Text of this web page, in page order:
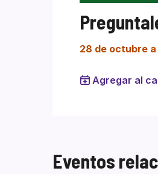
28 de octubre
Agregar al
Eventos